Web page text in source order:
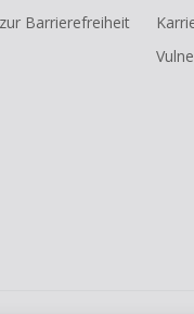
Barrierefreiheit